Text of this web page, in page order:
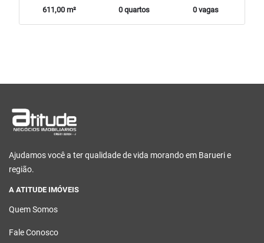
611,00 m² 0 quartos 0 vagas
Ajudamos você a ter qualidade de vida morando em Barueri e
região.
A ATITUDE IMÓVEIS
Quem Somos
Fale Conosco